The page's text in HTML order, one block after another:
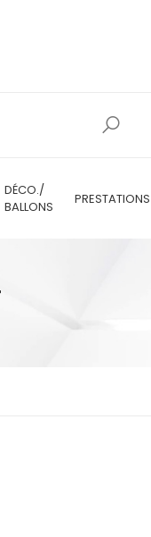
DÉCO./
BALLONS
PRESTATIONS